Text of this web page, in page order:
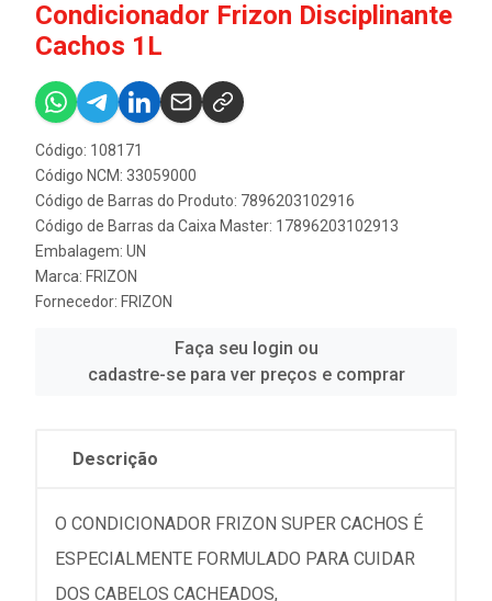
Condicionador Frizon Disciplinante
Cachos 1L
Código: 108171
Código NCM: 33059000
Código de Barras do Produto: 7896203102916
Código de Barras da Caixa Master: 17896203102913
Embalagem: UN
Marca: FRIZON
Fornecedor: FRIZON
Faça seu login ou
cadastre-se para ver preços e comprar
Descrição
O CONDICIONADOR FRIZON SUPER CACHOS É
ESPECIALMENTE FORMULADO PARA CUIDAR
DOS CABELOS CACHEADOS,